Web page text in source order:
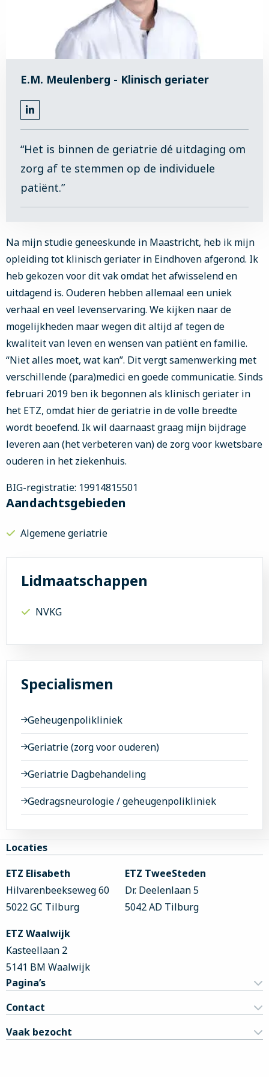
E.M. Meulenberg - Klinisch geriater
Ga
naar
LinkedIn
“Het is binnen de geriatrie dé uitdaging om
zorg af te stemmen op de individuele
patiënt.”
Na mijn studie geneeskunde in Maastricht, heb ik mijn
opleiding tot klinisch geriater in Eindhoven afgerond. Ik
heb gekozen voor dit vak omdat het afwisselend en
uitdagend is. Ouderen hebben allemaal een uniek
verhaal en veel levenservaring. We kijken naar de
mogelijkheden maar wegen dit altijd af tegen de
kwaliteit van leven en wensen van patiënt en familie.
“Niet alles moet, wat kan”. Dit vergt samenwerking met
verschillende (para)medici en goede communicatie. Sinds
februari 2019 ben ik begonnen als klinisch geriater in
het ETZ, omdat hier de geriatrie in de volle breedte
wordt beoefend. Ik wil daarnaast graag mijn bijdrage
leveren aan (het verbeteren van) de zorg voor kwetsbare
ouderen in het ziekenhuis.
BIG-registratie: 19914815501
Aandachtsgebieden
Algemene geriatrie
Lidmaatschappen
NVKG
Specialismen
Geheugenpolikliniek
Geriatrie (zorg voor ouderen)
Geriatrie Dagbehandeling
Gedragsneurologie / geheugenpolikliniek
Site
Locaties
ETZ Elisabeth
Hilvarenbeekseweg 60
5022 GC Tilburg
ETZ TweeSteden
Dr. Deelenlaan 5
5042 AD Tilburg
ETZ Waalwijk
Kasteellaan 2
5141 BM Waalwijk
Pagina’s
Contact
Vaak bezocht